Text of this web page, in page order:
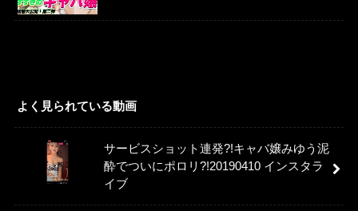
よく見られている動画
サービスショット連発?!キャバ嬢みゆう泥
酔でついにポロリ?!20190410 インスタラ
イブ